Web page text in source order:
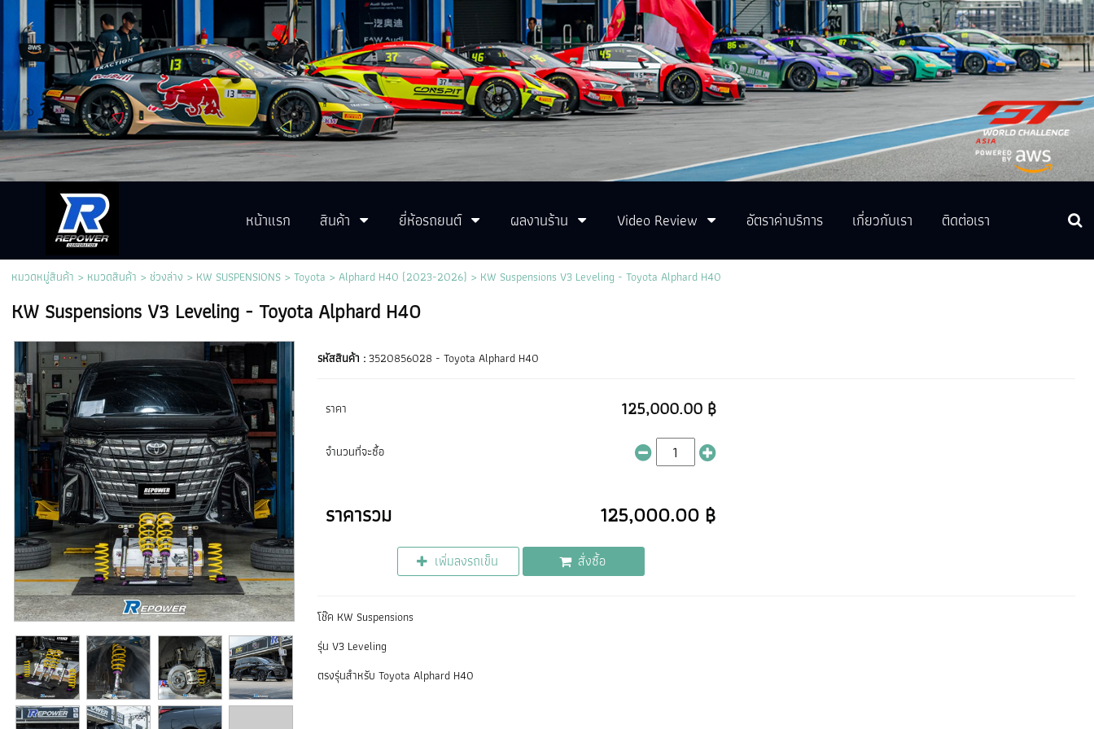
หน้าแรก สินค้า ยี่ห้อรถยนต์ ผลงานร้าน Video Review อัตราค่าบริการ เกี่ยวกับเรา ติดต่อเรา
หมวดหมู่สินค้า > หมวดสินค้า > ช่วงล่าง > KW SUSPENSIONS>Toyota >Alphard H40 (2023-2026) > KW Suspensions V3 Leveling - Toyota Alphard H40
KW Suspensions V3 Leveling - Toyota Alphard H40
รหัสสินค้า : 3520856028 - Toyota Alphard H40
ราคา 125,000.00 ฿
จำนวนที่จะซื้อ
ราคารวม 125,000.00 ฿
เพิ่มลงรถเข็น สั่งซื้อ
โช๊ค KW Suspensions
รุ่น V3 Leveling
ตรงรุ่นสำหรับ Toyota Alphard H40